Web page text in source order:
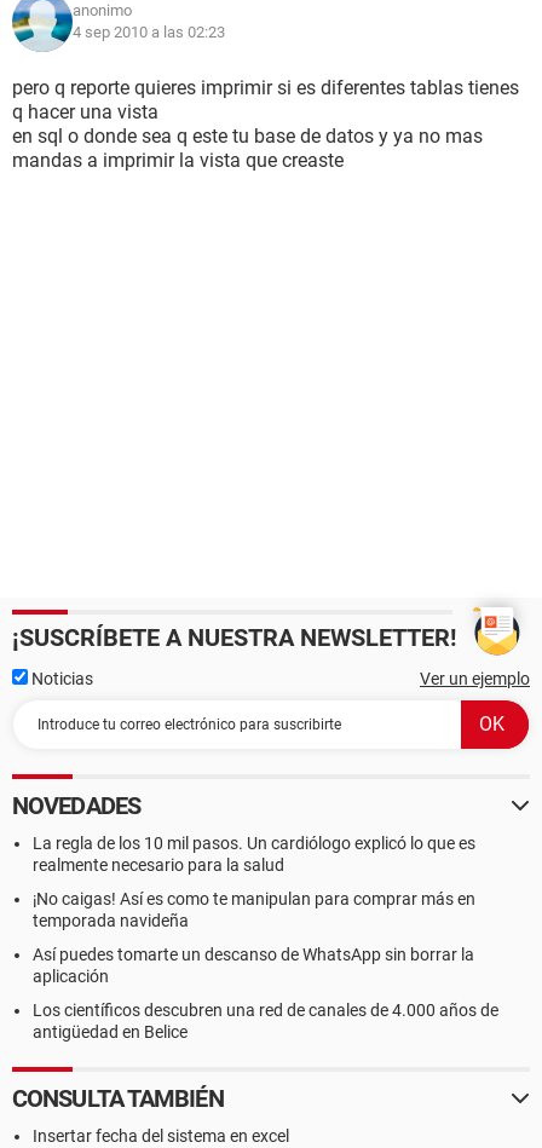
anonimo
4 sep 2010 a las 02:23
pero q reporte quieres imprimir si es diferentes tablas tienes
q hacer una vista
en sql o donde sea q este tu base de datos y ya no mas
mandas a imprimir la vista que creaste
¡SUSCRÍBETE A NUESTRA NEWSLETTER!
Noticias Ver un ejemplo
NOVEDADES
La regla de los 10 mil pasos. Un cardiólogo explicó lo que es
realmente necesario para la salud
¡No caigas! Así es como te manipulan para comprar más en
temporada navideña
Así puedes tomarte un descanso de WhatsApp sin borrar la
aplicación
Los científicos descubren una red de canales de 4.000 años de
antigüedad en Belice
CONSULTA TAMBIÉN
Insertar fecha del sistema en excel